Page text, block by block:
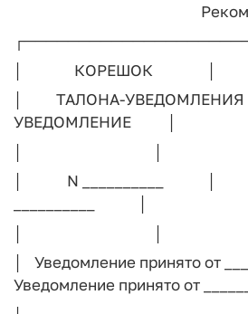
│
│ ТАЛОНА-
УВЕДОМЛЕНИЕ │
│ N __________
│ Уведомление принято от
Уведомление принято от